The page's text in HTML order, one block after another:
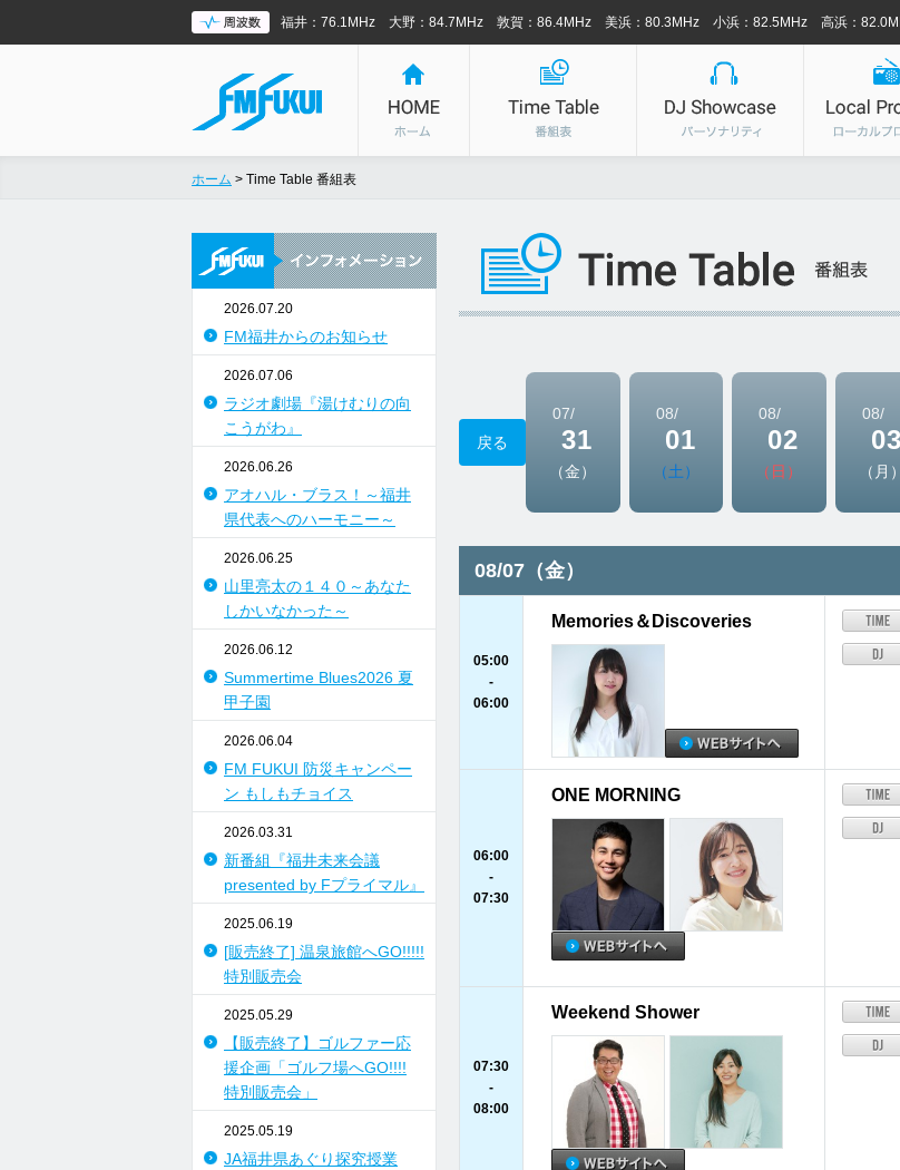
福井：76.1MHz 大野：84.7MHz 敦賀：86.4MHz 美浜：80.3MHz 小浜：82.5MHz 高浜：
ホーム > Time Table 番組表
2026.07.20
FM福井からのお知らせ
2026.07.06
ラジオ劇場『湯けむりの向
こうがわ』
2026.06.26
アオハル・ブラス！～福井
県代表へのハーモニー～
2026.06.25
山里亮太の１４０～あなた
しかいなかった～
2026.06.12
Summertime Blues2026 夏
甲子園
2026.06.04
FM FUKUI 防災キャンペー
ン もしもチョイス
2026.03.31
新番組『福井未来会議
presented by Fプライマル』
2025.06.19
[販売終了] 温泉旅館へGO!!!!!
特別販売会
2025.05.29
【販売終了】ゴルファー応
援企画「ゴルフ場へGO!!!!
特別販売会」
2025.05.19
JA福井県あぐり探究授業
戻る
07/
31
（金）
08/
01
（土）
08/
02
（日）
08/
03
（月）
08/07（金）
05:00
-
06:00
Memories＆Discoveries
06:00
-
07:30
ONE MORNING
07:30
-
08:00
Weekend Shower